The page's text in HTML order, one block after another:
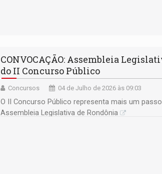
CONVOCAÇÃO: Assembleia
do II Concurso Público
Concursos 04 de Julho de 2026 às 09:03
O II Concurso Público representa mais um
Assembleia Legislativa de Rondônia